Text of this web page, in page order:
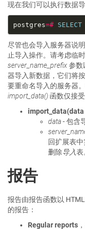
现在我们可以执行数据
postgres=# SELECT
尽管也会导入服务器说
止导入操作。请考虑临
server_name_prefix参数
器导入新数据，它们将
要重命名导入的服务器
import_data() 函数仅接
import_data(data
data- 包含
回扩展表
删除导入表
报告
报告由报告函数以 HTML
的报告：
Regular reports